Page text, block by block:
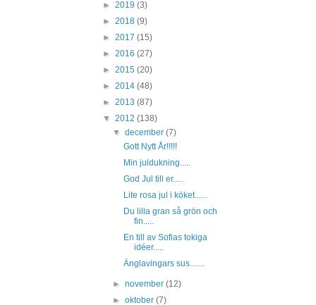
► 2019 (3)
► 2018 (9)
► 2017 (15)
► 2016 (27)
► 2015 (20)
► 2014 (48)
► 2013 (87)
▼ 2012 (138)
▼december(7)
Gott Nytt År!!!!!
Min juldukning.....
God Jul till er.....
Lite rosa jul i köket......
Du lilla gran så grön och
fin.....
En till av Sofias tokiga
idéer.....
Änglavingars sus.......
►november(12)
►oktober(7)